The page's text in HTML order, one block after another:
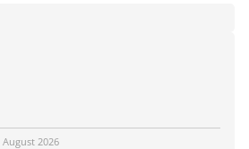
August 2026